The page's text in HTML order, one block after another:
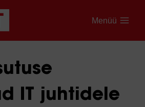
Menüü
IT juhtidele